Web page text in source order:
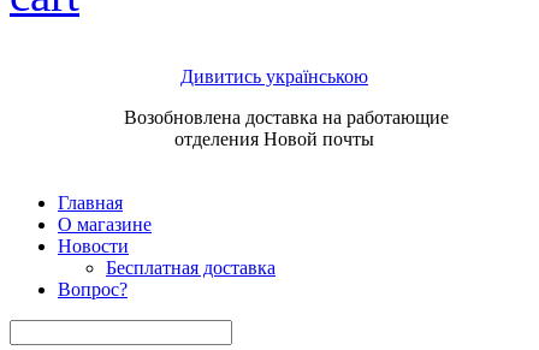
Дивитись українською
Возобновлена доставка на работающие
отделения Новой почты
Главная
О магазине
Новости
Бесплатная доставка
Вопрос?